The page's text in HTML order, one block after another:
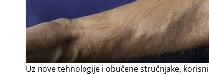
Uz nove tehnologije i obučene stručnjake,